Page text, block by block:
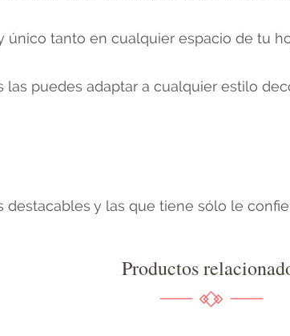
único tanto en cualquier espacio de tu
las puedes adaptar a cualquier estilo
y las que tiene sólo le
Productos